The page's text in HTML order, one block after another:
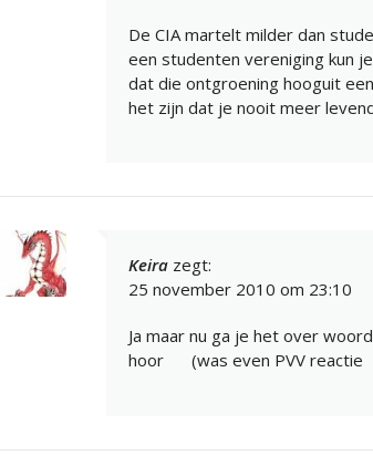
De CIA martelt milder dan
een studenten vereniging kun
dat die ontgroening hooguit
het zijn dat je nooit meer
Keira zegt:
25 november 2010 om 23:10
Ja maar nu ga je het over
hoor
(was even PVV reactie